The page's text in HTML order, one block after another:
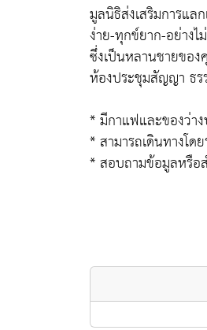
มูลนิธิส่งเสริมการแล
ง่าย-ทุกข์ยาก-อย่าง
ซึ่งเป็นหลานชายขอ
ห้องประชุมสัญญา ธ
* มีกาแฟและของว่า
* สามารถเดินทางโ
* สอบถามข้อมูลหรือ